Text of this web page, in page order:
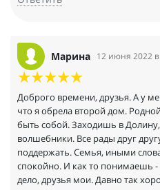
Марина 12 июня 2022 в
Доброго времени, друзья. А у
что я обрела второй дом.
быть собой. Заходишь в
волшебники. Все рады друг
поддержать. Семья, иными
спокойно. И как то
дело, друзья мои. Давно так